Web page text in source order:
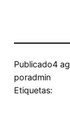
Publicado4
poradmin
Etiquetas: